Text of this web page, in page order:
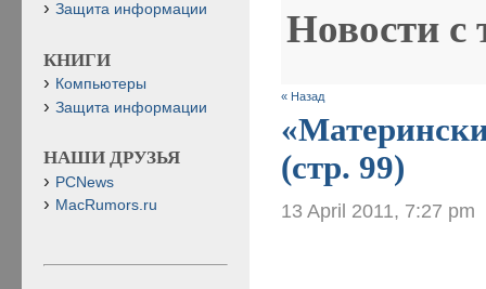
Новости с
« Назад
(стр. 99)
13 April 2011, 7:27 pm
Защита информации
КНИГИ
Компьютеры
Защита информации
НАШИ ДРУЗЬЯ
PCNews
MacRumors.ru